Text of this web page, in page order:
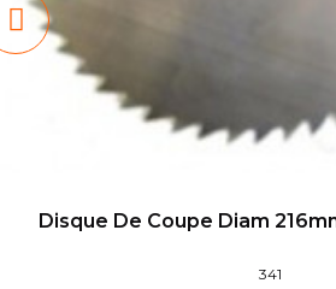
Disque De Coupe Diam
341